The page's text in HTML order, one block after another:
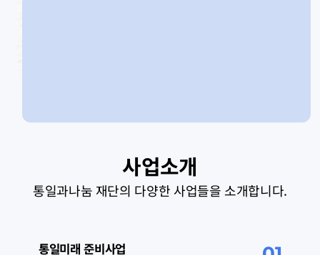
사업소개
통일과나눔 재단의 다양한 사업들을 소개합니다.
통일미래 준비사업